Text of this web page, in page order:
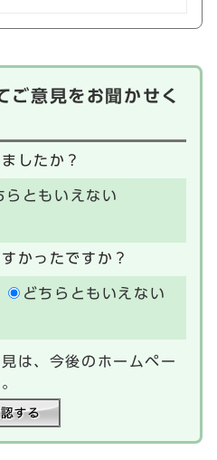
ご意見をお聞かせく
したか？
らともいえない
かったですか？
どちらともいえない
は、今後のホームペー